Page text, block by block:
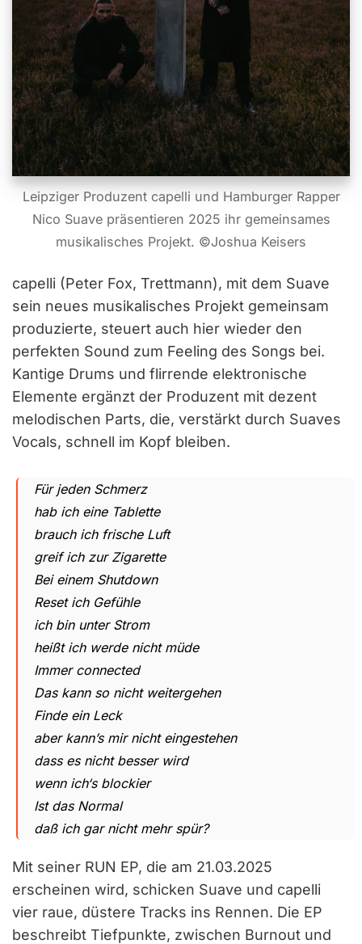
Leipziger Produzent capelli und Hamburger Rapper
Nico Suave präsentieren 2025 ihr gemeinsames
musikalisches Projekt. ©Joshua Keisers
capelli (Peter Fox, Trettmann), mit dem Suave
sein neues musikalisches Projekt gemeinsam
produzierte, steuert auch hier wieder den
perfekten Sound zum Feeling des Songs bei.
Kantige Drums und flirrende elektronische
Elemente ergänzt der Produzent mit dezent
melodischen Parts, die, verstärkt durch Suaves
Vocals, schnell im Kopf bleiben.
Für jeden Schmerz
hab ich eine Tablette
brauch ich frische Luft
greif ich zur Zigarette
Bei einem Shutdown
Reset ich Gefühle
ich bin unter Strom
heißt ich werde nicht müde
Immer connected
Das kann so nicht weitergehen
Finde ein Leck
aber kann’s mir nicht eingestehen
dass es nicht besser wird
wenn ich‘s blockier
Ist das Normal
daß ich gar nicht mehr spür?
Mit seiner RUN EP, die am 21.03.2025
erscheinen wird, schicken Suave und capelli
vier raue, düstere Tracks ins Rennen. Die EP
beschreibt Tiefpunkte, zwischen Burnout und